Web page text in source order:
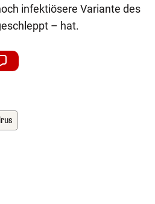
infektiösere Variante des
– hat.